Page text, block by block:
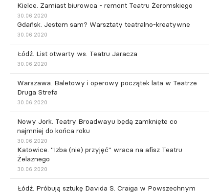
Kielce. Zamiast biurowca - remont Teatru Żeromskiego
30.06.2020
Gdańsk. Jestem sam? Warsztaty teatralno-kreatywne
30.06.2020
Łódź. List otwarty ws. Teatru Jaracza
30.06.2020
Warszawa. Baletowy i operowy początek lata w Teatrze
Druga Strefa
30.06.2020
Nowy Jork. Teatry Broadwayu będą zamknięte co
najmniej do końca roku
30.06.2020
Katowice. "Izba (nie) przyjęć" wraca na afisz Teatru
Żelaznego
30.06.2020
Łódź. Próbują sztukę Davida S. Craiga w Powszechnym